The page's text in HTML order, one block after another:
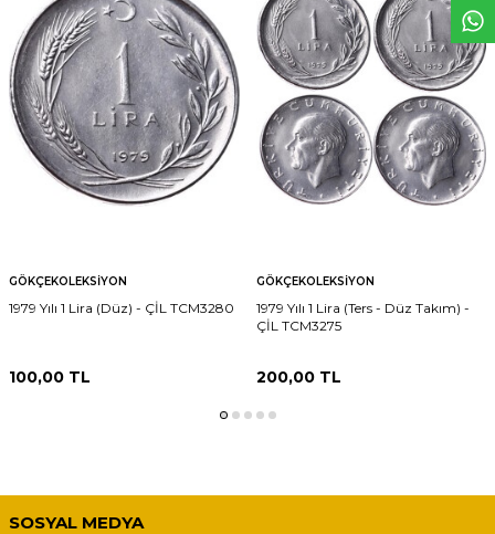
GÖKÇEKOLEKSIYON
1979 Yılı 1 Lira (Düz) - ÇİL TCM3280
100,00 TL
GÖKÇEKOLEKSIYON
1979 Yılı 1 Lira (Ters - Düz Takım) -
ÇİL TCM3275
200,00TL
SOSYAL MEDYA